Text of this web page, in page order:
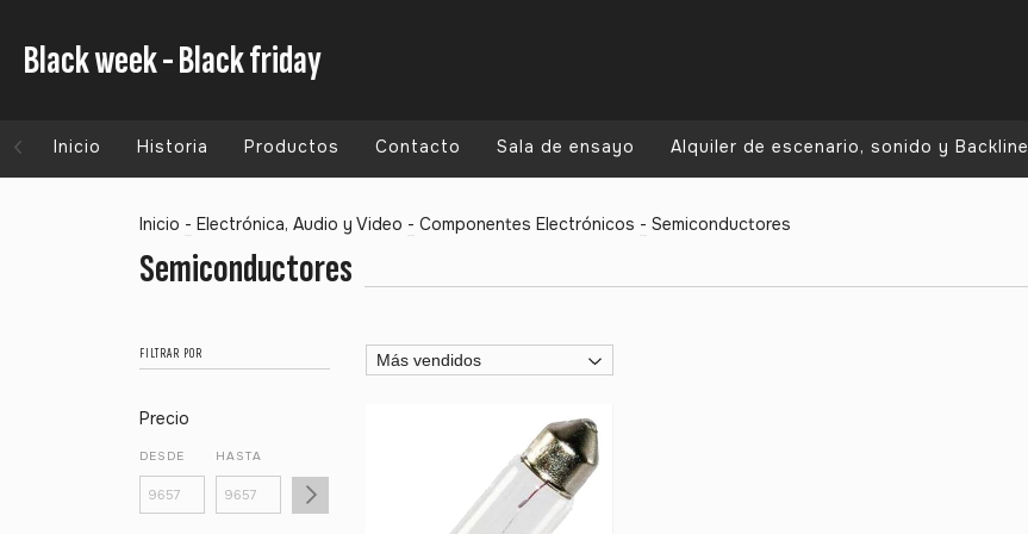
Black week - Black friday
Inicio Historia Productos Contacto Sala de ensayo Alquiler de escenario, sonido y Backline
Inicio - Electrónica, Audio y Video - Componentes Electrónicos - Semiconductores
Semiconductores
FILTRAR POR
Precio
DESDE HASTA